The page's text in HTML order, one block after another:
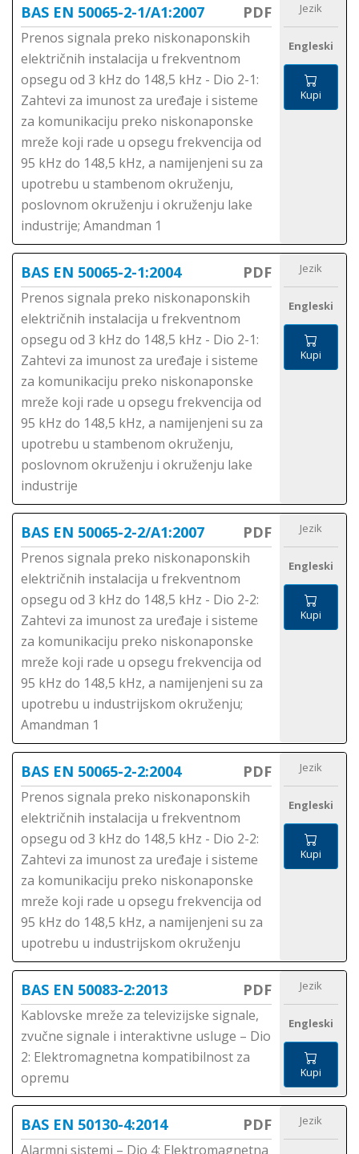
BAS EN 50065-2-1/A1:2007 PDF
Prenos signala preko niskonaponskih
električnih instalacija u frekventnom
opsegu od 3 kHz do 148,5 kHz - Dio 2-1:
Zahtevi za imunost za uređaje i sisteme
za komunikaciju preko niskonaponske
mreže koji rade u opsegu frekvencija od
95 kHz do 148,5 kHz, a namijenjeni su za
upotrebu u stambenom okruženju,
poslovnom okruženju i okruženju lake
industrije; Amandman 1
Jezik
Engleski
Kupi
BAS EN 50065-2-1:2004 PDF
Prenos signala preko niskonaponskih
električnih instalacija u frekventnom
opsegu od 3 kHz do 148,5 kHz - Dio 2-1:
Zahtevi za imunost za uređaje i sisteme
za komunikaciju preko niskonaponske
mreže koji rade u opsegu frekvencija od
95 kHz do 148,5 kHz, a namijenjeni su za
upotrebu u stambenom okruženju,
poslovnom okruženju i okruženju lake
industrije
Jezik
Engleski
Kupi
BAS EN 50065-2-2/A1:2007 PDF
Prenos signala preko niskonaponskih
električnih instalacija u frekventnom
opsegu od 3 kHz do 148,5 kHz - Dio 2-2:
Zahtevi za imunost za uređaje i sisteme
za komunikaciju preko niskonaponske
mreže koji rade u opsegu frekvencija od
95 kHz do 148,5 kHz, a namijenjeni su za
upotrebu u industrijskom okruženju;
Amandman 1
Jezik
Engleski
Kupi
BAS EN 50065-2-2:2004 PDF
Prenos signala preko niskonaponskih
električnih instalacija u frekventnom
opsegu od 3 kHz do 148,5 kHz - Dio 2-2:
Zahtevi za imunost za uređaje i sisteme
za komunikaciju preko niskonaponske
mreže koji rade u opsegu frekvencija od
95 kHz do 148,5 kHz, a namijenjeni su za
upotrebu u industrijskom okruženju
Jezik
Engleski
Kupi
BAS EN 50083-2:2013 PDF
Kablovske mreže za televizijske signale,
zvučne signale i interaktivne usluge – Dio
2: Elektromagnetna kompatibilnost za
opremu
Jezik
Engleski
Kupi
BAS EN 50130-4:2014 PDF
Alarmni sistemi – Dio 4: Elektromagnetna
Jezik